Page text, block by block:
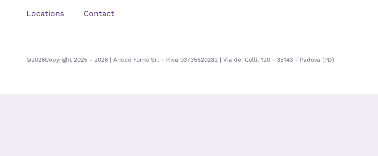
Locations Contact
©2026Copyright 2025 - 2026 | Antico Forno Srl - P.iva 03735620282 | Via dei Colli, 120 - 35143 - Padova (PD)